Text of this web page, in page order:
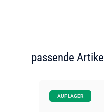
passende Artikel
AUF LAGER